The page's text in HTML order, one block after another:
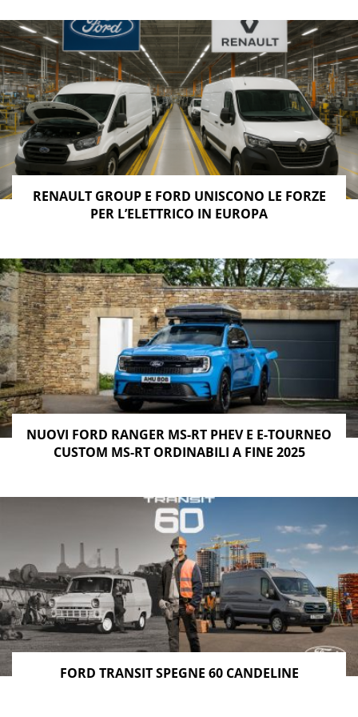
RENAULT GROUP E FORD UNISCONO LE FORZE
PER L’ELETTRICO IN EUROPA
NUOVI FORD RANGER MS-RT PHEV E E-TOURNEO
CUSTOM MS-RT ORDINABILI A FINE 2025
FORD TRANSIT SPEGNE 60 CANDELINE